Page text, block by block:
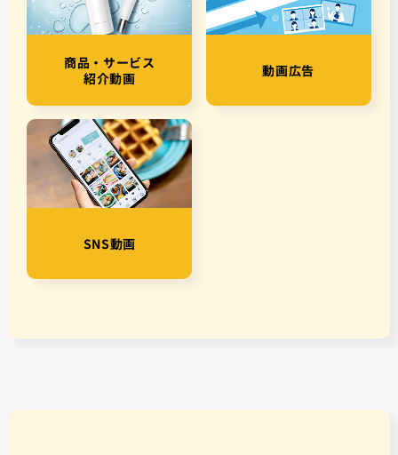
商品・サービス
紹介動画
SNS動画
動画広告